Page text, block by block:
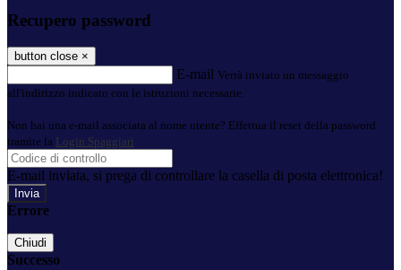
Recupero password
button close ×
E-mail Verrà inviato un messaggio
all'indirizzo indicato con le istruzioni necessarie.
Non hai una e-mail associata al nome utente? Effettua il reset della password
tramite la Login Spaggiari
E-mail inviata, si prega di controllare la casella di posta elettronica!
Errore
Chiudi
Successo